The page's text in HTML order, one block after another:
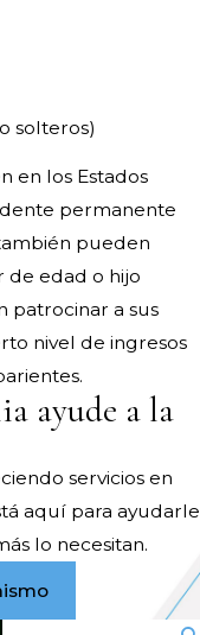
solteros)
en los Estados
permanente
pueden
de edad o hijo
patrocinar a sus
nivel de ingresos
ayude a la
servicios en
aquí para ayudarle
lo necesitan.